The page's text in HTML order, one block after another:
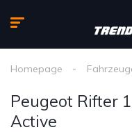
Homepage
Peugeot Rifter
Active